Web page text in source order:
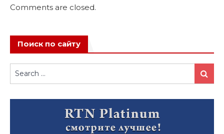
Comments are closed.
Поиск по сайту
for:
Search